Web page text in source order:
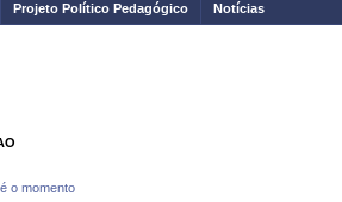
Projeto Político Pedagógico Notícias
o momento